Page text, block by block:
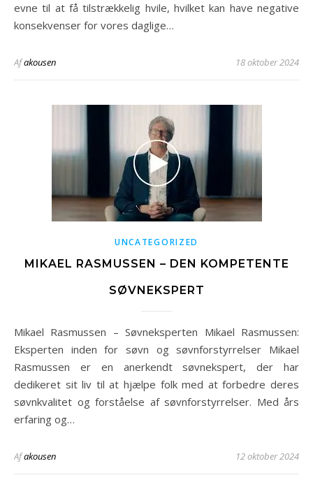
evne til at få tilstrækkelig hvile, hvilket kan have negative
konsekvenser for vores daglige…
Afakousen 18 oktober 2024
UNCATEGORIZED
MIKAEL RASMUSSEN – DEN KOMPETENTE
SØVNEKSPERT
Mikael Rasmussen – Søvneksperten Mikael Rasmussen:
Eksperten inden for søvn og søvnforstyrrelser Mikael
Rasmussen er en anerkendt søvnekspert, der har
dedikeret sit liv til at hjælpe folk med at forbedre deres
søvnkvalitet og forståelse af søvnforstyrrelser. Med års
erfaring og…
Afakousen 12 oktober 2024